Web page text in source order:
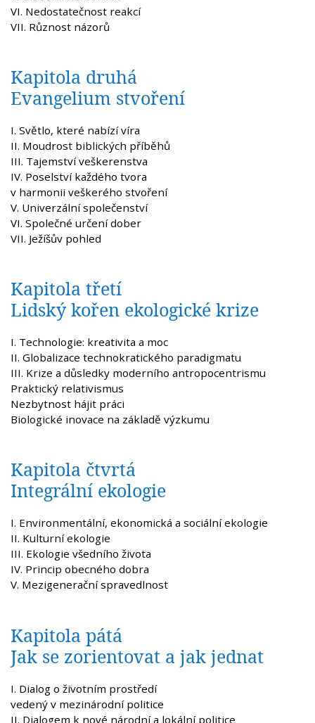
VI. Nedostatečnost reakcí
VII. Různost názorů
Kapitola druhá
Evangelium stvoření
I. Světlo, které nabízí víra
II. Moudrost biblických příběhů
III. Tajemství veškerenstva
IV. Poselství každého tvora
v harmonii veškerého stvoření
V. Univerzální společenství
VI. Společné určení dober
VII. Ježíšův pohled
Kapitola třetí
Lidský kořen ekologické krize
I. Technologie: kreativita a moc
II. Globalizace technokratického paradigmatu
III. Krize a důsledky moderního antropocentrismu
Praktický relativismus
Nezbytnost hájit práci
Biologické inovace na základě výzkumu
Kapitola čtvrtá
Integrální ekologie
I. Environmentální, ekonomická a sociální ekologie
II. Kulturní ekologie
III. Ekologie všedního života
IV. Princip obecného dobra
V. Mezigenerační spravedlnost
Kapitola pátá
Jak se zorientovat a jak jednat
I. Dialog o životním prostředí
vedený v mezinárodní politice
II. Dialogem k nové národní a lokální politice